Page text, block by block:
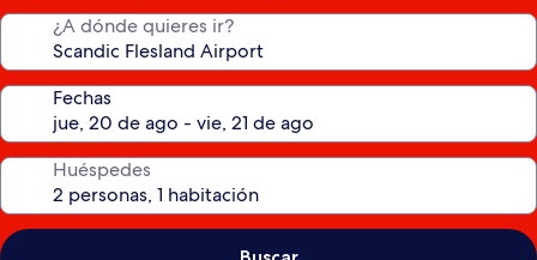
¿A dónde quieres ir?
Fechas
Huéspedes